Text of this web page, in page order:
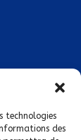
technologies
des